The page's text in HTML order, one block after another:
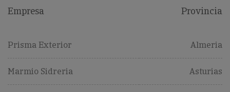
Empresa Provincia
Prisma Exterior Almeria
Marmio Sidreria Asturias